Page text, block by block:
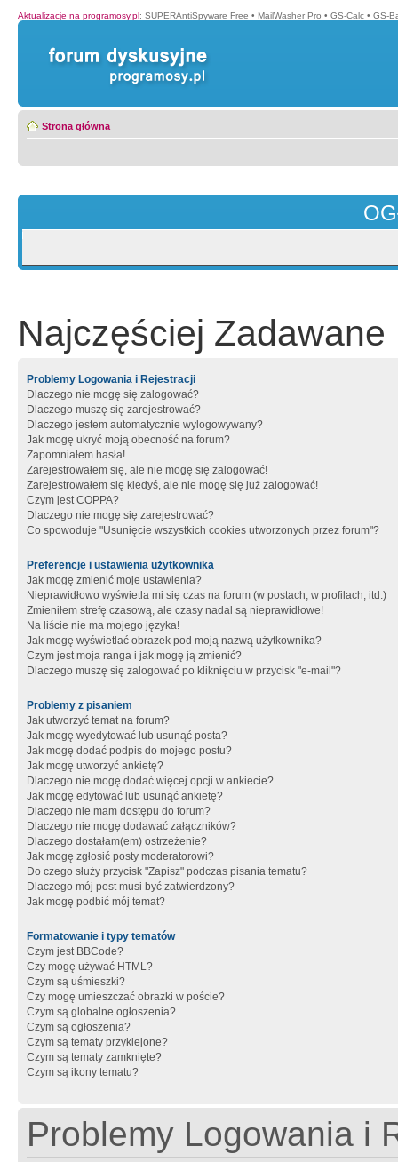
Aktualizacje na programosy.pl: SUPERAntiSpyware Free • MailWasher Pro • GS-Calc • GS-
Strona główna
Najczęściej Zadawane
Problemy Logowania i Rejestracji
Dlaczego nie mogę się zalogować?
Dlaczego muszę się zarejestrować?
Dlaczego jestem automatycznie wylogowywany?
Jak mogę ukryć moją obecność na forum?
Zapomniałem hasła!
Zarejestrowałem się, ale nie mogę się zalogować!
Zarejestrowałem się kiedyś, ale nie mogę się już zalogować!
Czym jest COPPA?
Dlaczego nie mogę się zarejestrować?
Co spowoduje "Usunięcie wszystkich cookies utworzonych przez forum"?
Preferencje i ustawienia użytkownika
Jak mogę zmienić moje ustawienia?
Nieprawidłowo wyświetla mi się czas na forum (w postach, w profilach, itd.)
Zmieniłem strefę czasową, ale czasy nadal są nieprawidłowe!
Na liście nie ma mojego języka!
Jak mogę wyświetlać obrazek pod moją nazwą użytkownika?
Czym jest moja ranga i jak mogę ją zmienić?
Dlaczego muszę się zalogować po kliknięciu w przycisk "e-mail"?
Problemy z pisaniem
Jak utworzyć temat na forum?
Jak mogę wyedytować lub usunąć posta?
Jak mogę dodać podpis do mojego postu?
Jak mogę utworzyć ankietę?
Dlaczego nie mogę dodać więcej opcji w ankiecie?
Jak mogę edytować lub usunąć ankietę?
Dlaczego nie mam dostępu do forum?
Dlaczego nie mogę dodawać załączników?
Dlaczego dostałam(em) ostrzeżenie?
Jak mogę zgłosić posty moderatorowi?
Do czego służy przycisk "Zapisz" podczas pisania tematu?
Dlaczego mój post musi być zatwierdzony?
Jak mogę podbić mój temat?
Formatowanie i typy tematów
Czym jest BBCode?
Czy mogę używać HTML?
Czym są uśmieszki?
Czy mogę umieszczać obrazki w poście?
Czym są globalne ogłoszenia?
Czym są ogłoszenia?
Czym są tematy przyklejone?
Czym są tematy zamknięte?
Czym są ikony tematu?
Problemy Logowania i